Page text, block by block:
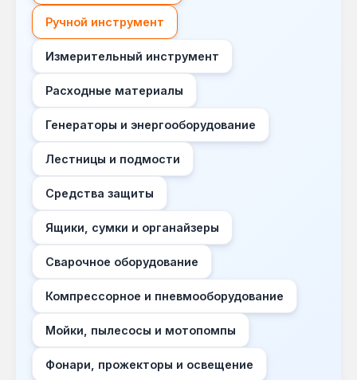
Ручной инструмент
Измерительный инструмент
Расходные материалы
Генераторы и энергооборудование
Лестницы и подмости
Средства защиты
Ящики, сумки и органайзеры
Сварочное оборудование
Компрессорное и пневмооборудование
Мойки, пылесосы и мотопомпы
Фонари, прожекторы и освещение